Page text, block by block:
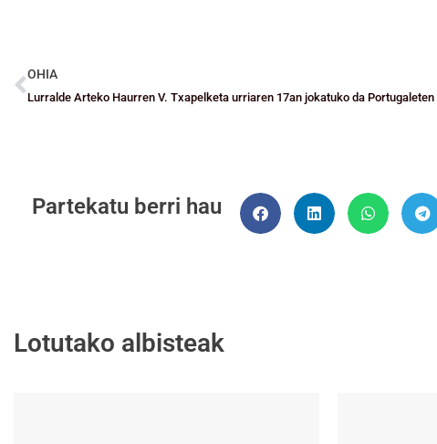
OHIA
Lurralde Arteko Haurren V. Txapelketa urriaren 17an jokatuko da Portugaleten
Partekatu berri hau
Lotutako albisteak